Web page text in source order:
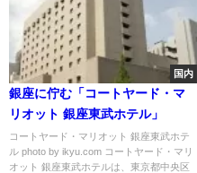
国内
銀座に佇む「コートヤード・マ
リオット 銀座東武ホテル」
コートヤード・マリオット 銀座東武ホテ
ル photo by ikyu.com コートヤード・マリ
オット 銀座東武ホテルは、東京都中央区